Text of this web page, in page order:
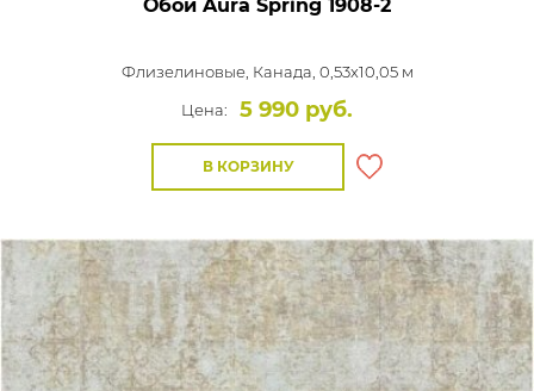
Обои Aura Spring 1908-2
Флизелиновые, Канада, 0,53x10,05 м
Цена:
5 990 руб.
В КОРЗИНУ